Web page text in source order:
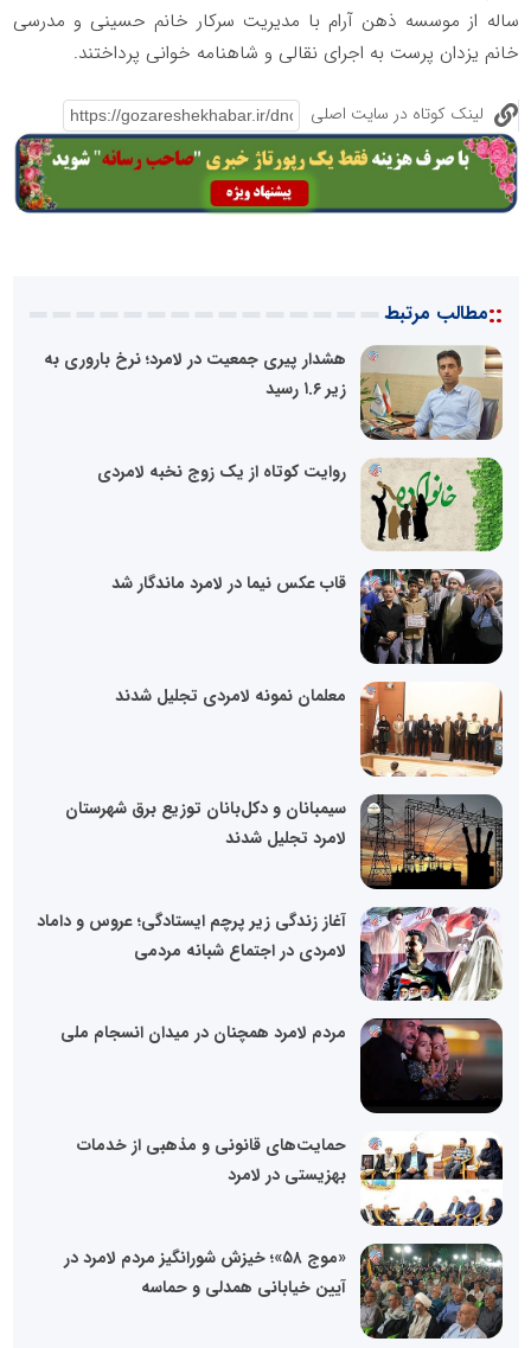
ساله از موسسه ذهن آرام با مدیریت سرکار خانم حسینی و مدرسی
خانم یزدان پرست به اجرای نقالی و شاهنامه خوانی پرداختند.
لینک کوتاه در سایت اصلی
::مطالب مرتبط
هشدار پیری جمعیت در لامرد؛ نرخ باروری به
زیر ۱.۶ رسید
روایت کوتاه از یک زوج نخبه لامردی
قاب عکس نیما در لامرد ماندگار شد
معلمان نمونه لامردی تجلیل شدند
سیمبانان و دکل‌بانان توزیع برق شهرستان
لامرد تجلیل شدند
آغاز زندگی زیر پرچم ایستادگی؛ عروس و داماد
لامردی در اجتماع شبانه مردمی
مردم لامرد همچنان در میدان انسجام ملی
حمایت‌های قانونی و مذهبی از خدمات
بهزیستی در لامرد
«موج ۵۸»؛ خیزش شورانگیز مردم لامرد در
آیین خیابانی همدلی و حماسه